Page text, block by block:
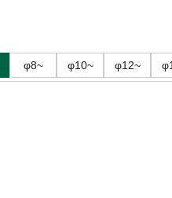
φ8~ φ10~ φ12~